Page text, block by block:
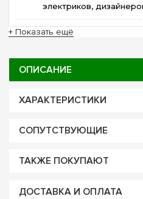
электриков,
+ Показать ещё
ОПИСАНИЕ
ХАРАКТЕРИСТИКИ
СОПУТСТВУЮЩИЕ
ТАКЖЕ ПОКУПАЮТ
ДОСТАВКА И ОПЛАТА